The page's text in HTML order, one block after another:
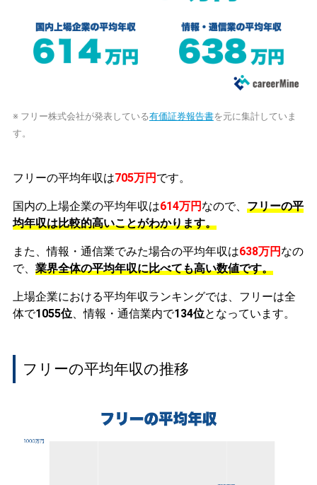
※ フリー株式会社が発表している有価証券報告書を元に集計していま
す。
フリーの平均年収は705万円 です。
国内の上場企業の平均年収は614万円 なので、 フリーの平
均年収は比較的高いことがわかります。
また、情報・通信業でみた場合の平均年収は638万円 なの
で、 業界全体の平均年収に比べても高い数値です。
上場企業における平均年収ランキングでは、フリーは全
体で1055位、情報・通信業内で134位となっています。
フリーの平均年収の推移